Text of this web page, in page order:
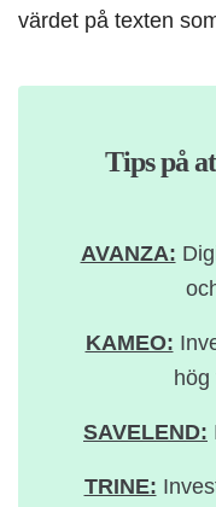
värdet på texten
Tips på
AVANZA:
KAMEO:
hög
SAVELEND:
TRINE: